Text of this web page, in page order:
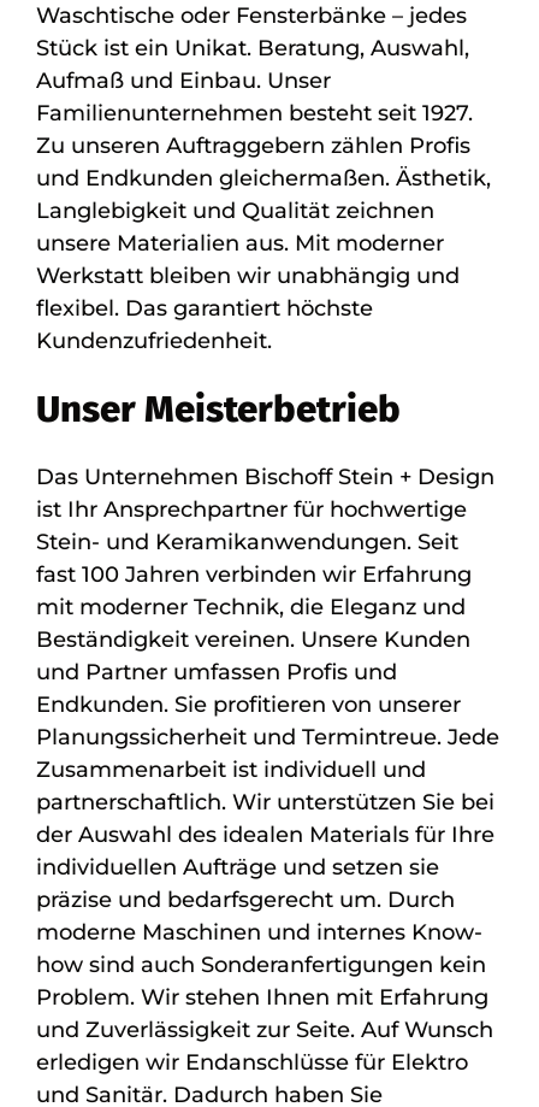
Waschtische oder Fensterbänke – jedes
Stück ist ein Unikat. Beratung, Auswahl,
Aufmaß und Einbau. Unser
Familienunternehmen besteht seit 1927.
Zu unseren Auftraggebern zählen Profis
und Endkunden gleichermaßen. Ästhetik,
Langlebigkeit und Qualität zeichnen
unsere Materialien aus. Mit moderner
Werkstatt bleiben wir unabhängig und
flexibel. Das garantiert höchste
Kundenzufriedenheit.
Unser Meisterbetrieb
Das Unternehmen Bischoff Stein + Design
ist Ihr Ansprechpartner für hochwertige
Stein- und Keramikanwendungen. Seit
fast 100 Jahren verbinden wir Erfahrung
mit moderner Technik, die Eleganz und
Beständigkeit vereinen. Unsere Kunden
und Partner umfassen Profis und
Endkunden. Sie profitieren von unserer
Planungssicherheit und Termintreue. Jede
Zusammenarbeit ist individuell und
partnerschaftlich. Wir unterstützen Sie bei
der Auswahl des idealen Materials für Ihre
individuellen Aufträge und setzen sie
präzise und bedarfsgerecht um. Durch
moderne Maschinen und internes Know-
how sind auch Sonderanfertigungen kein
Problem. Wir stehen Ihnen mit Erfahrung
und Zuverlässigkeit zur Seite. Auf Wunsch
erledigen wir Endanschlüsse für Elektro
und Sanitär. Dadurch haben Sie